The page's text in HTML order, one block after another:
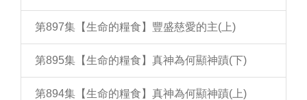
第897集【生命的糧食】豐盛慈愛的主(上)
第895集【生命的糧食】真神為何顯神蹟(下)
第894集【生命的糧食】真神為何顯神蹟(上)